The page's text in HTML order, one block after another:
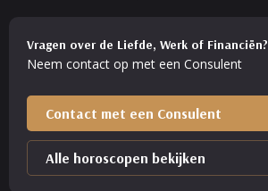
Vragen over de Liefde, Werk of Financiën?
Neem contact op met een Consulent
Contact met een Consulent
Alle horoscopen bekijken